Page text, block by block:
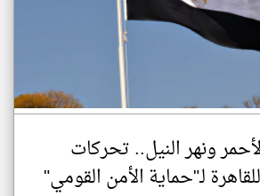
ونهر النيل.. تحركات
لـ"حماية الأمن القومي"